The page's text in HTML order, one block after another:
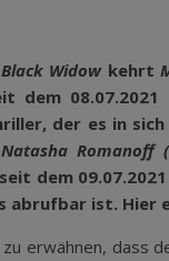
Black Widowkehrt
dem
der es in
Natasha Romanoff
dem
abrufbar ist. Hier
erwähnen, dass